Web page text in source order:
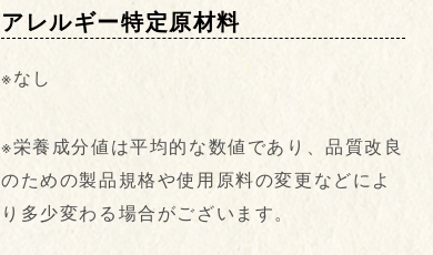
アレルギー特定原材料
※なし
※栄養成分値は平均的な数値であり、品質改良
のための製品規格や使用原料の変更などによ
り多少変わる場合がございます。